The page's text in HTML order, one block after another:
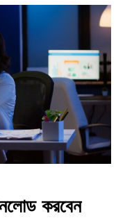
করবেন